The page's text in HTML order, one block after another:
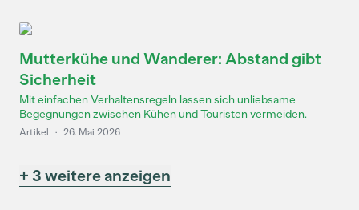
Mutterkühe und Wanderer: Abstand gibt
Sicherheit
Mit einfachen Verhaltensregeln lassen sich unliebsame
Begegnungen zwischen Kühen und Touristen vermeiden.
Artikel · 26. Mai 2026
+ 3 weitere anzeigen